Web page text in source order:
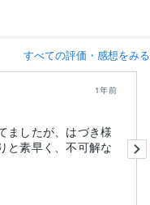
すべての評価・感想をみる
1年前
ましたが、はづき様
と素早く、不可解な